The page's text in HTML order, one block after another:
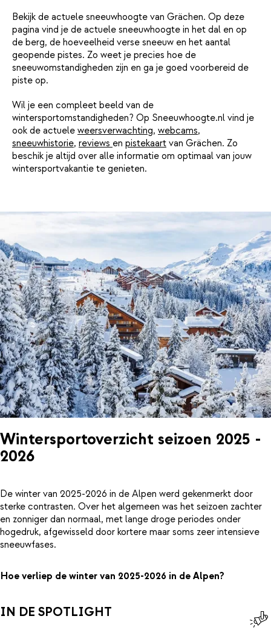
Bekijk de actuele sneeuwhoogte van Grächen. Op deze
pagina vind je de actuele sneeuwhoogte in het dal en op
de berg, de hoeveelheid verse sneeuw en het aantal
geopende pistes. Zo weet je precies hoe de
sneeuwomstandigheden zijn en ga je goed voorbereid de
piste op.
Wil je een compleet beeld van de
wintersportomstandigheden? Op Sneeuwhoogte.nl vind je
ook de actuele weersverwachting, webcams,
sneeuwhistorie, reviews en pistekaart van Grächen. Zo
beschik je altijd over alle informatie om optimaal van jouw
wintersportvakantie te genieten.
Wintersportoverzicht seizoen 2025 -
2026
De winter van 2025-2026 in de Alpen werd gekenmerkt door
sterke contrasten. Over het algemeen was het seizoen zachter
en zonniger dan normaal, met lange droge periodes onder
hogedruk, afgewisseld door kortere maar soms zeer intensieve
sneeuwfases.
Hoe verliep de winter van 2025-2026 in de Alpen?
IN DE SPOTLIGHT